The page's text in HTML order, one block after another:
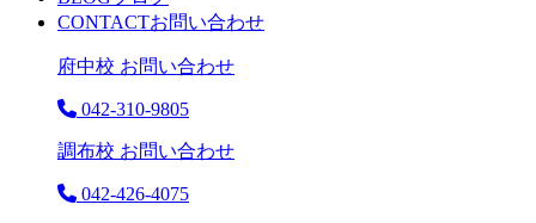
CONTACTお問い合わせ
府中校 お問い合わせ
042-310-9805
調布校 お問い合わせ
042-426-4075